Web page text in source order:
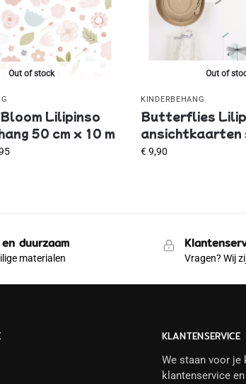
Out of stock
Lilipinso
50 cm x 10 m
Out of
KINDERBEHANG
Butterflies
ansichtkaarten
€9,90
duurzaam
materialen Vragen? Wij
KLANTENSERVICE
We staan voor je
klantenservice